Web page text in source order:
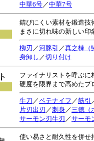
中華6号／中華7号
錆びにくい素材を鍛造技
まさに切れ味の新しい印
柳刃 ／河豚引 ／真之棟（
身卸し ／切り付け
ファイナリストを呼ぶに
硬度を限界まで高めたプ
牛刀 ／ペテナイフ ／筋引
片刃出刃 ／刺身／三徳（
サーモン刃牛刃 ／サーモ
使い易さと耐久性を併せ